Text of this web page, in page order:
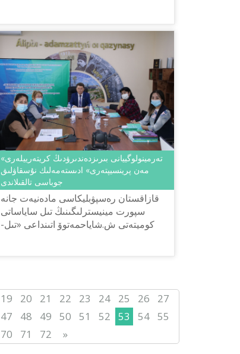
«تەرمينولوگييانى بىرىزدەندىرۋدىڭ كريتەرييلەرى
مەن پرينسيپتەرى» ادىستەمەلىك نۇسقاۋلىق
جوباسى تالقىلاندى
قازاقستان رەسپۋبليكاسى مادەنيەت جانە
سپورت مينيسترلىگىنىڭ تىل ساياساتى
كوميتەتى ش.شاياحمەتوۆ اتىنداعى «تىل-
19 20 21 22 23 24 25 26
27
47 48 49 50 51 52 53 54 55
70 71 72 »